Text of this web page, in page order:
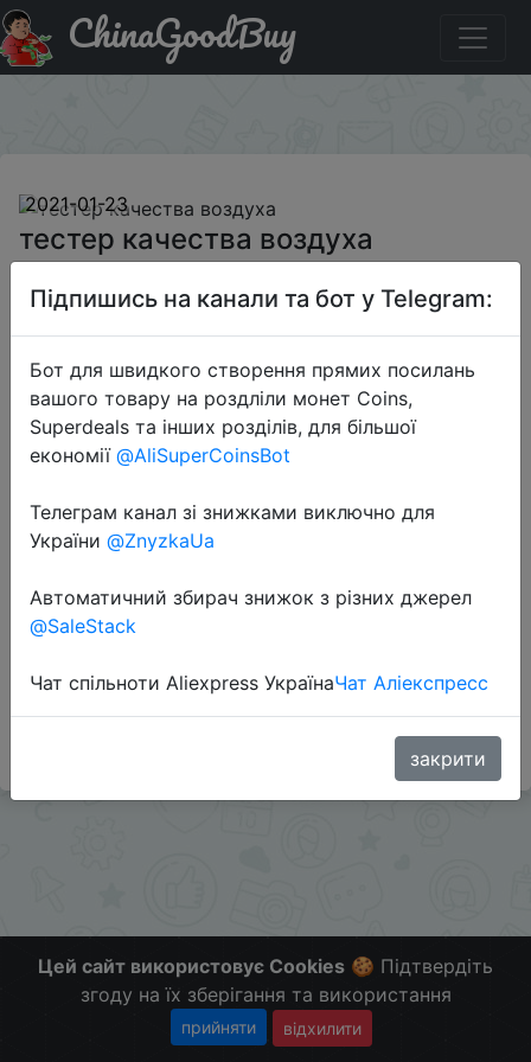
Паридбати з промокодом BGJATD996 тестер качества
воздухаChinaGoodBuy
2021-01-23
тестер качества воздуха
$8.99
Промокод:"BGJATD996"
Перейти до магазину
Додаткова інформація відсутня.
каналі:
ZnyzhkaUA
Цей сайт використовує Cookies 🍪 Підтвердіть
згоду на їх зберігання та використання
прийняти відхилити
Підпишись на канали та бот у Telegram:
Бот для швидкого створення прямих посилань
вашого товару на роздліли монет Coins,
Superdeals та інших розділів, для більшої
економії @AliSuperCoinsBot
Телеграм канал зі знижками виключно для
України @ZnyzkaUa
Автоматичний збирач знижок з різних джерел
@SaleStack
Чат спільноти Aliexpress УкраїнаЧат Аліекспресс
закрити